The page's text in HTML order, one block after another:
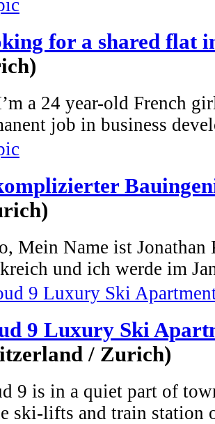
for a shared flat
a 24 year-old French
job in business
Mein Name ist Jonathan
und ich werde im
9 Luxury Ski
/ Zurich)
9 is in a quiet part of
ski-lifts and train station